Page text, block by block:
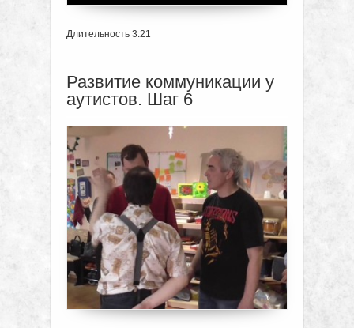
Длительность 3:21
Развитие коммуникации у
аутистов. Шаг 6